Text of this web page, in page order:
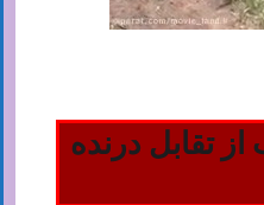
تقابل درنده